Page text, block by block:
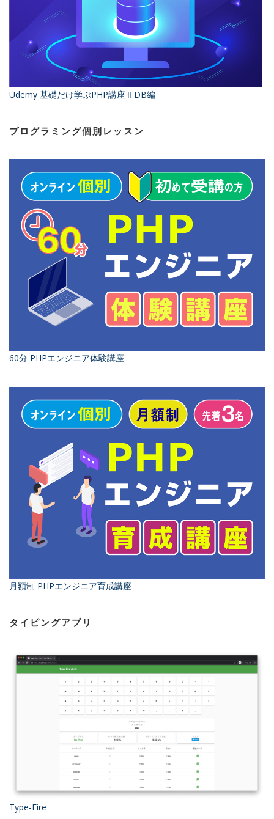
Udemy 基礎だけ学ぶPHP講座ⅡDB編
プログラミング個別レッスン
60分 PHPエンジニア体験講座
月額制 PHPエンジニア育成講座
タイピングアプリ
Type-Fire